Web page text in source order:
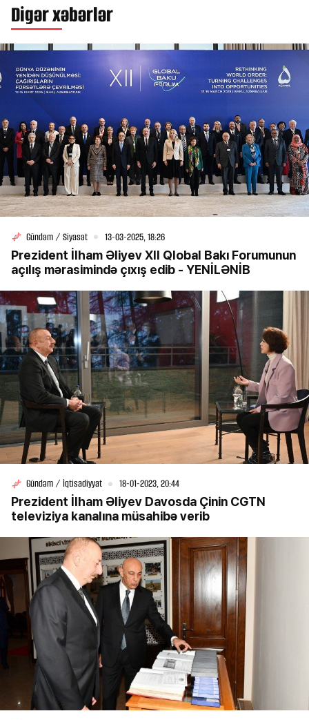
Digər xəbərlər
Gündəm / Siyasət 13-03-2025, 18:26
Prezident İlham Əliyev XII Qlobal Bakı Forumunun
açılış mərasimində çıxış edib - YENİLƏNİB
Gündəm / İqtisadiyyat 18-01-2023, 20:44
Prezident İlham Əliyev Davosda Çinin CGTN
televiziya kanalına müsahibə verib